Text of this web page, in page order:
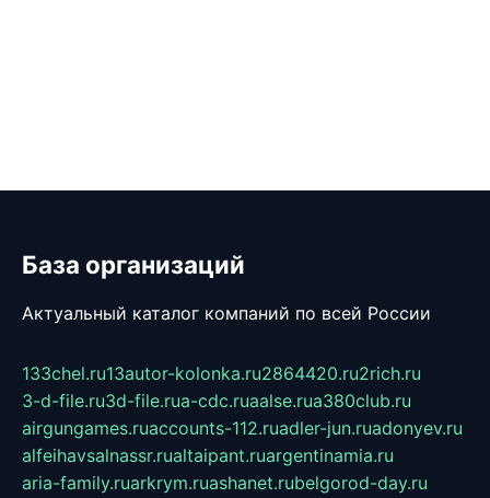
База организаций
Актуальный каталог компаний по всей России
133chel.ru13autor-kolonka.ru2864420.ru2rich.ru
3-d-file.ru3d-file.rua-cdc.ruaalse.rua380club.ru
airgungames.ruaccounts-112.ruadler-jun.ruadonyev.ru
alfeihavsalnassr.rualtaipant.ruargentinamia.ru
aria-family.ruarkrym.ruashanet.rubelgorod-day.ru